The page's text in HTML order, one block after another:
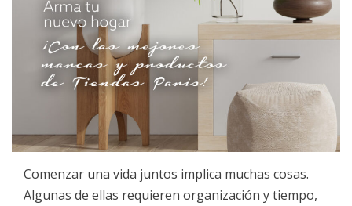
Comenzar una vida juntos implica muchas cosas.
Algunas de ellas requieren organización y tiempo,